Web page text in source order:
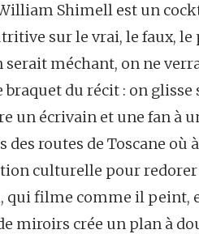
Shimell est un
sur le vrai, le faux, le
méchant, on ne
du récit : on glisse
un écrivain et une fan à
routes de Toscane où
culturelle pour redorer
qui filme comme il peint,
miroirs crée un plan à